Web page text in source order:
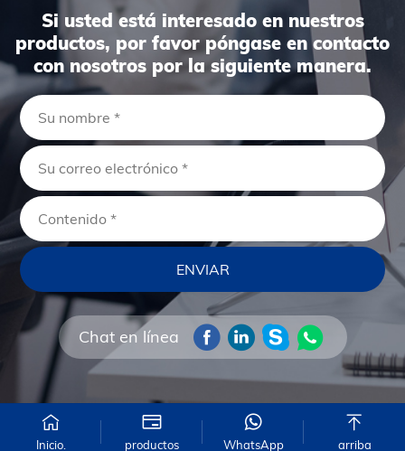
Si usted está interesado en nuestros
productos, por favor póngase en contacto
con nosotros por la siguiente manera.
Chat en línea
Inicio. productos WhatsApp arriba